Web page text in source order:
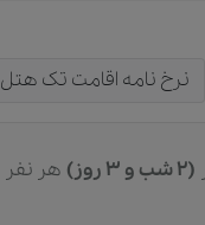
نرخ نامه اقامت تک هتل
(2 شب و 3 روز) هر نفر